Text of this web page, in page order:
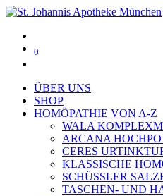
0
ÜBER UNS
SHOP
HOMÖPATHIE VON A-Z
WALA
ARCANA
CERES
KLASSISCHE
SCHÜSSLER SALZE
TASCHEN- UND